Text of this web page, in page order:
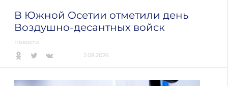
В Южной Осетии отметили день
Воздушно-десантных войск
Новости
2.08.2026